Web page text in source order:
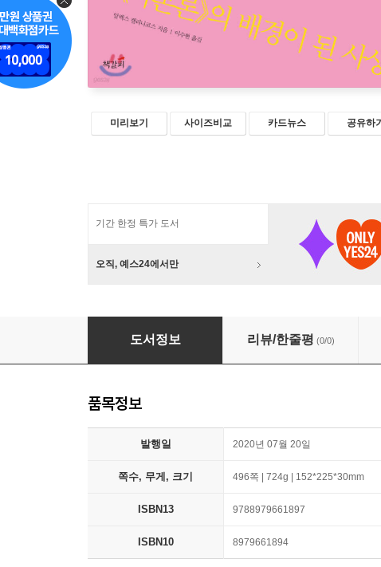
미리보기 사이즈비교 카드뉴스 공유하기
기간 한정 특가 도서
오직, 예스24에서만
알렉스 캘리니코스의 자본론 행간 읽기
도서정보 리뷰/한줄평 (0/0)
품목정보
발행일 2020년 07월 20일
쪽수, 무게, 크기 496쪽 | 724g | 152*225*30mm
ISBN13 9788979661897
ISBN10 8979661894